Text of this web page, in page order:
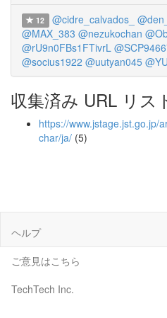
12 @cidre_calvados_
@MAX_383 @nezukochan
@rU9n0FBs1FTivrL
@socius1922 @uutyan045
収集済み URL リス
https://www.jstage.jst.go.jp/
char/ja/ (5)
ヘルプ
ご意見はこちら
TechTech Inc.